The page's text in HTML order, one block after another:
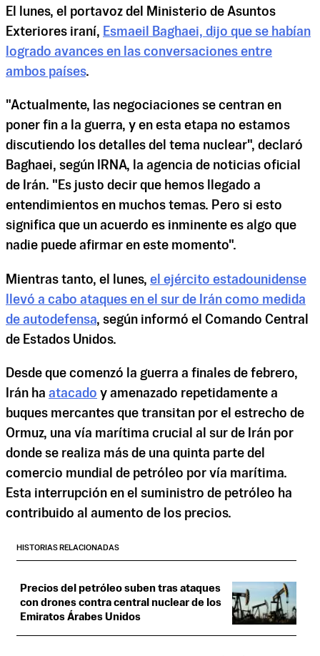
El lunes, el portavoz del Ministerio de Asuntos
Exteriores iraní, Esmaeil Baghaei, dijo que se habían
logrado avances en las conversaciones entre
ambos países.
"Actualmente, las negociaciones se centran en
poner fin a la guerra, y en esta etapa no estamos
discutiendo los detalles del tema nuclear", declaró
Baghaei, según IRNA, la agencia de noticias oficial
de Irán. "Es justo decir que hemos llegado a
entendimientos en muchos temas. Pero si esto
significa que un acuerdo es inminente es algo que
nadie puede afirmar en este momento".
Mientras tanto, el lunes, el ejército estadounidense
llevó a cabo ataques en el sur de Irán como medida
de autodefensa, según informó el Comando Central
de Estados Unidos.
Desde que comenzó la guerra a finales de febrero,
Irán ha atacado y amenazado repetidamente a
buques mercantes que transitan por el estrecho de
Ormuz, una vía marítima crucial al sur de Irán por
donde se realiza más de una quinta parte del
comercio mundial de petróleo por vía marítima.
Esta interrupción en el suministro de petróleo ha
contribuido al aumento de los precios.
HISTORIAS RELACIONADAS
Precios del petróleo suben tras ataques
con drones contra central nuclear de los
Emiratos Árabes Unidos